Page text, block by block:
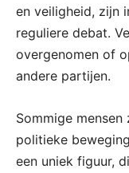
en veiligheid, zijn
reguliere debat.
overgenomen of
andere partijen.
Sommige
politieke
een uniek figuur,